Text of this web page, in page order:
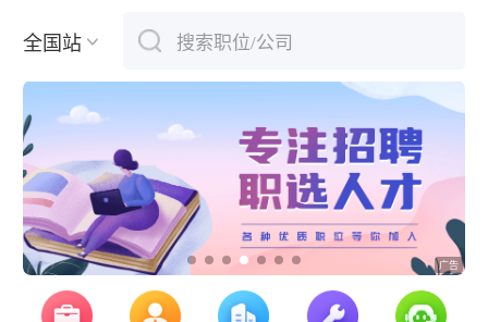
全国站 搜索职位/公司
下拉刷新